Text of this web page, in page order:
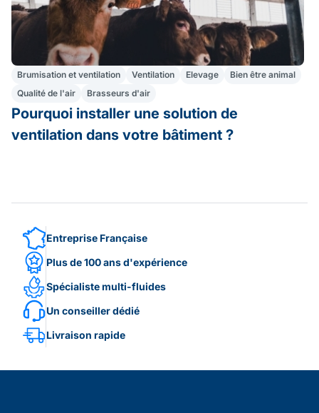
Brumisation et ventilation Ventilation Elevage
Bien être animal
Qualité de l'air
Brasseurs d'air
Pourquoi installer une solution de
ventilation dans votre bâtiment ?
Entreprise Française
Plus de 100 ans d'expérience
Spécialiste multi-fluides
Un conseiller dédié
Livraison rapide